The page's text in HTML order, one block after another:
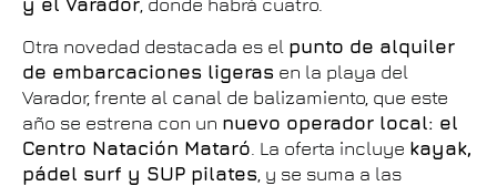
Otra novedad destacada es el punto de alquiler
de embarcaciones ligeras en la playa del
Varador, frente al canal de balizamiento, que este
año se estrena con un nuevo operador local: el
Centro Natación Mataró . La oferta incluye kayak,
pádel surf y SUP pilates , y se suma a las